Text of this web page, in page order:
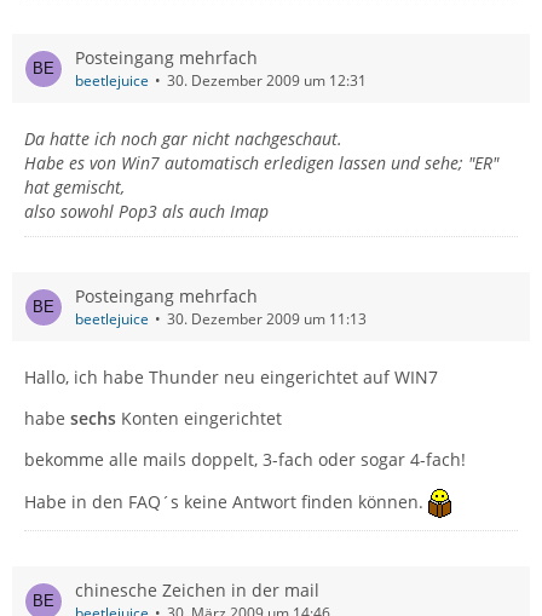
Posteingang mehrfach
beetlejuice 30. Dezember 2009 um 12:31
Da hatte ich noch gar nicht nachgeschaut.
Habe es von Win7 automatisch erledigen lassen und sehe; "ER"
hat gemischt,
also sowohl Pop3 als auch Imap
Posteingang mehrfach
beetlejuice 30. Dezember 2009 um 11:13
Hallo, ich habe Thunder neu eingerichtet auf WIN7
habe sechs Konten eingerichtet
bekomme alle mails doppelt, 3-fach oder sogar 4-fach!
Habe in den FAQ´s keine Antwort finden können.
chinesche Zeichen in der mail